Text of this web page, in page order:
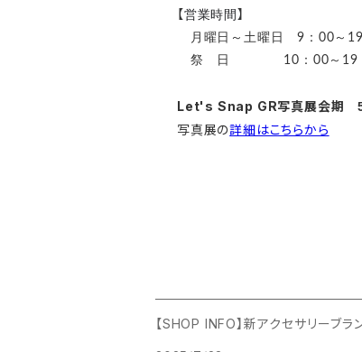
【営業時間】
月曜日～土曜日 9：00～
祭 日 10：00～19
Let's Snap GR写真展会期
写真展の詳細はこちらから
【SHOP INFO】新アクセサリーブ